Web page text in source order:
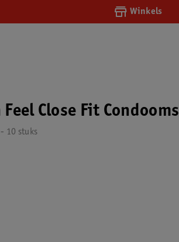
Winkels
Close Fit Condooms
10 stuks